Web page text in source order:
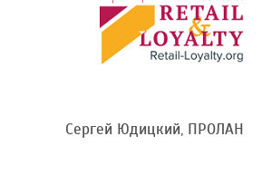
Сергей Юдицкий, ПРОЛАН